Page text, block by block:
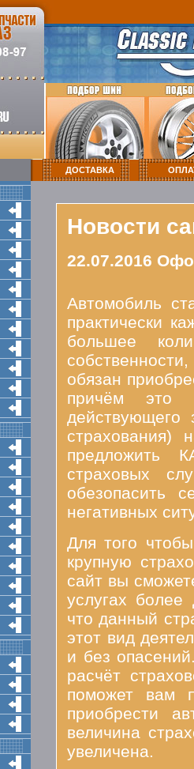
ДОСТАВКА
Новости
22.07.2016
Автомобиль
практически
большее
обязан
причём это
действующего
страхования)
предложить
страховых
обезопасить
негативных
Для того
крупную
сайт вы
услугах
что данный
этот вид
и без
расчёт
поможет вам
приобрести
величина
увеличена.